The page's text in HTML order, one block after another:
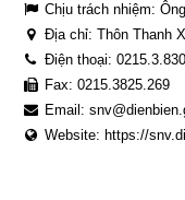
Chịu trách nhiệm:
Địa chỉ: Thôn Thanh
Điện thoại:
Fax: 0215.3825.269
Email:
Website: https://